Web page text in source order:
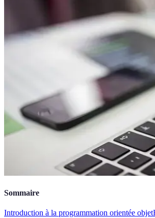
Sommaire
Introduction à la programmation orientée objet